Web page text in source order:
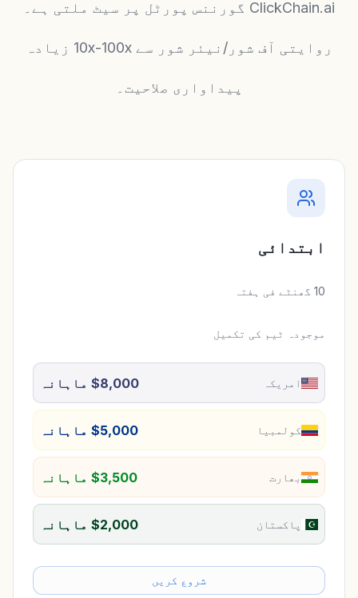
ClickChain.ai گورننس پورٹل پر سیٹ ملتی ہے۔
روایتی آف شور/نیئر شور سے 10x-100x زیادہ
پیداواری صلاحیت۔
ابتدائی
10 گھنٹے فی ہفتہ
موجودہ ٹیم کی تکمیل
امریکہ $8,000 ماہانہ
کولمبیا $5,000 ماہانہ
بھارت $3,500 ماہانہ
پاکستان $2,000 ماہانہ
شروع کریں